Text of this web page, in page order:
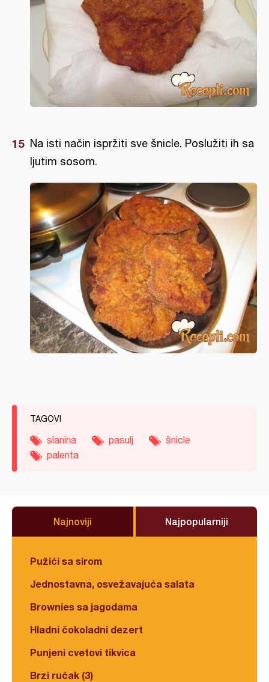
Na isti način ispržiti sve šnicle. Poslužiti ih sa
ljutim sosom.
TAGOVI
slanina pasulj
šnicle
palenta
Najnoviji Najpopularniji
Pužići sa sirom
Jednostavna, osvežavajuća salata
Brownies sa jagodama
Hladni čokoladni dezert
Punjeni cvetovi tikvica
Brzi ručak (3)